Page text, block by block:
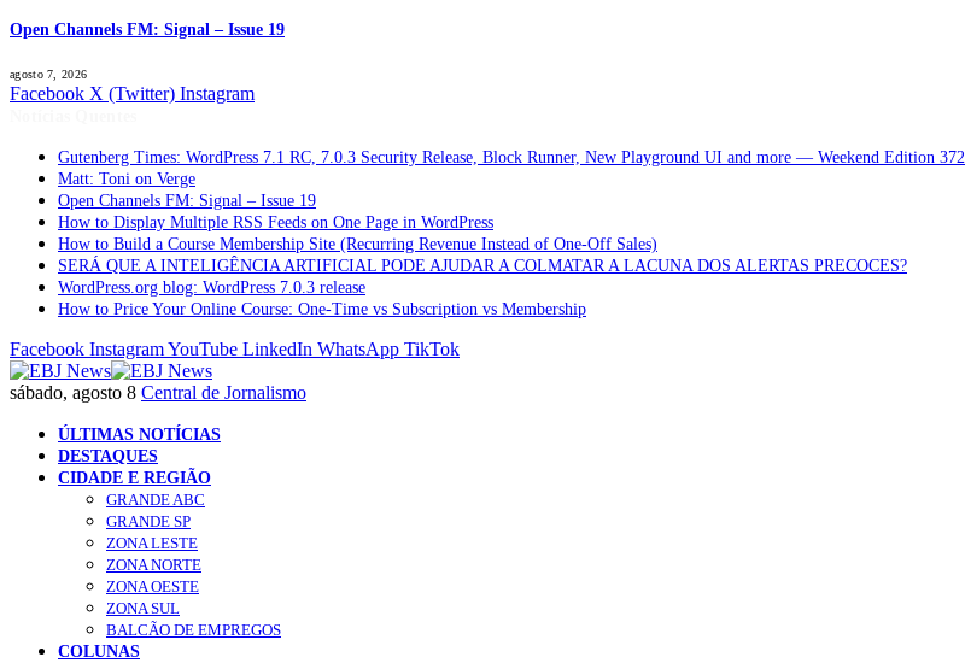
Open Channels FM: Signal – Issue 19
agosto 7, 2026
Facebook X (Twitter) Instagram
Gutenberg Times: WordPress 7.1 RC, 7.0.3 Security Release, Block Runner, New Playground UI and more — Weekend Edition 372
Matt: Toni on Verge
Open Channels FM: Signal – Issue 19
How to Display Multiple RSS Feeds on One Page in WordPress
How to Build a Course Membership Site (Recurring Revenue Instead of One-Off Sales)
SERÁ QUE A INTELIGÊNCIA ARTIFICIAL PODE AJUDAR A COLMATAR A LACUNA DOS ALERTAS PRECOCES?
WordPress.org blog: WordPress 7.0.3 release
How to Price Your Online Course: One-Time vs Subscription vs Membership
Facebook InstagramYouTube LinkedIn WhatsApp TikTok
sábado, agosto 8 Central de Jornalismo
ÚLTIMAS NOTÍCIAS
DESTAQUES
CIDADE E REGIÃO
GRANDE ABC
GRANDE SP
ZONA LESTE
ZONA NORTE
ZONA OESTE
ZONA SUL
BALCÃO DE EMPREGOS
COLUNAS